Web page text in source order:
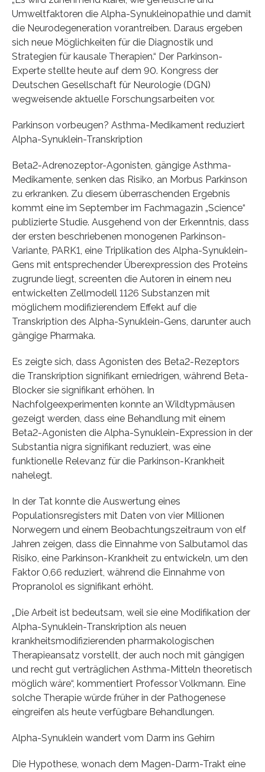
Umweltfaktoren die Alpha-Synukleinopathie und damit
die Neurodegeneration vorantreiben. Daraus ergeben
sich neue Möglichkeiten für die Diagnostik und
Strategien für kausale Therapien.“ Der Parkinson-
Experte stellte heute auf dem 90. Kongress der
Deutschen Gesellschaft für Neurologie (DGN)
wegweisende aktuelle Forschungsarbeiten vor.
Parkinson vorbeugen? Asthma-Medikament reduziert
Alpha-Synuklein-Transkription
Beta2-Adrenozeptor-Agonisten, gängige Asthma-
Medikamente, senken das Risiko, an Morbus Parkinson
zu erkranken. Zu diesem überraschenden Ergebnis
kommt eine im September im Fachmagazin „Science“
publizierte Studie. Ausgehend von der Erkenntnis, dass
der ersten beschriebenen monogenen Parkinson-
Variante, PARK1, eine Triplikation des Alpha-Synuklein-
Gens mit entsprechender Überexpression des Proteins
zugrunde liegt, screenten die Autoren in einem neu
entwickelten Zellmodell 1126 Substanzen mit
möglichem modifizierendem Effekt auf die
Transkription des Alpha-Synuklein-Gens, darunter auch
gängige Pharmaka.
Es zeigte sich, dass Agonisten des Beta2-Rezeptors
die Transkription signifikant erniedrigen, während Beta-
Blocker sie signifikant erhöhen. In
Nachfolgeexperimenten konnte an Wildtypmäusen
gezeigt werden, dass eine Behandlung mit einem
Beta2-Agonisten die Alpha-Synuklein-Expression in der
Substantia nigra signifikant reduziert, was eine
funktionelle Relevanz für die Parkinson-Krankheit
nahelegt.
In der Tat konnte die Auswertung eines
Populationsregisters mit Daten von vier Millionen
Norwegern und einem Beobachtungszeitraum von elf
Jahren zeigen, dass die Einnahme von Salbutamol das
Risiko, eine Parkinson-Krankheit zu entwickeln, um den
Faktor 0,66 reduziert, während die Einnahme von
Propranolol es signifikant erhöht.
„Die Arbeit ist bedeutsam, weil sie eine Modifikation der
Alpha-Synuklein-Transkription als neuen
krankheitsmodifizierenden pharmakologischen
Therapieansatz vorstellt, der auch noch mit gängigen
und recht gut verträglichen Asthma-Mitteln theoretisch
möglich wäre“, kommentiert Professor Volkmann. Eine
solche Therapie würde früher in der Pathogenese
eingreifen als heute verfügbare Behandlungen.
Alpha-Synuklein wandert vom Darm ins Gehirn
Die Hypothese, wonach dem Magen-Darm-Trakt eine